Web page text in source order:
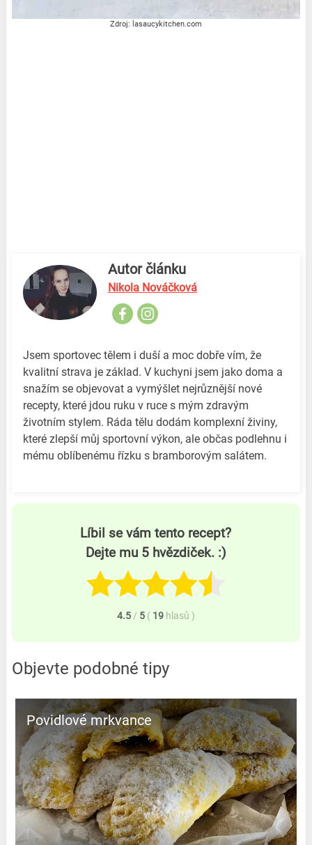
Zdroj: lasaucykitchen.com
Autor článku
Nikola Nováčková
Jsem sportovec tělem i duší a moc dobře vím, že
kvalitní strava je základ. V kuchyni jsem jako doma a
snažím se objevovat a vymýšlet nejrůznější nové
recepty, které jdou ruku v ruce s mým zdravým
životním stylem. Ráda tělu dodám komplexní živiny,
které zlepší můj sportovní výkon, ale občas podlehnu i
mému oblíbenému řízku s bramborovým salátem.
Líbil se vám tento recept?
Dejte mu 5 hvězdiček. :)
4.5 / 5 ( 19 hlasů )
Objevte podobné tipy
Povidlové mrkvance